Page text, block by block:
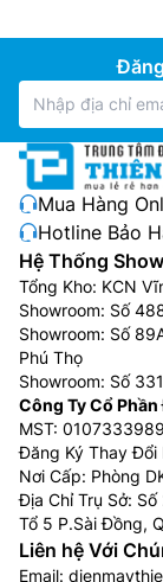
Mua Hàng
Hotline Bảo
Hệ Thống
Tổng Kho: KCN
Showroom: Số
Showroom: Số
Phú Thọ
Showroom: Số
Công Ty Cổ
MST: 0107333989
Đăng Ký Thay
Nơi Cấp: Phòng
Địa Chỉ Trụ Sở:
Tổ 5 P.Sài Đồng,
Liên hệ Với
Email: